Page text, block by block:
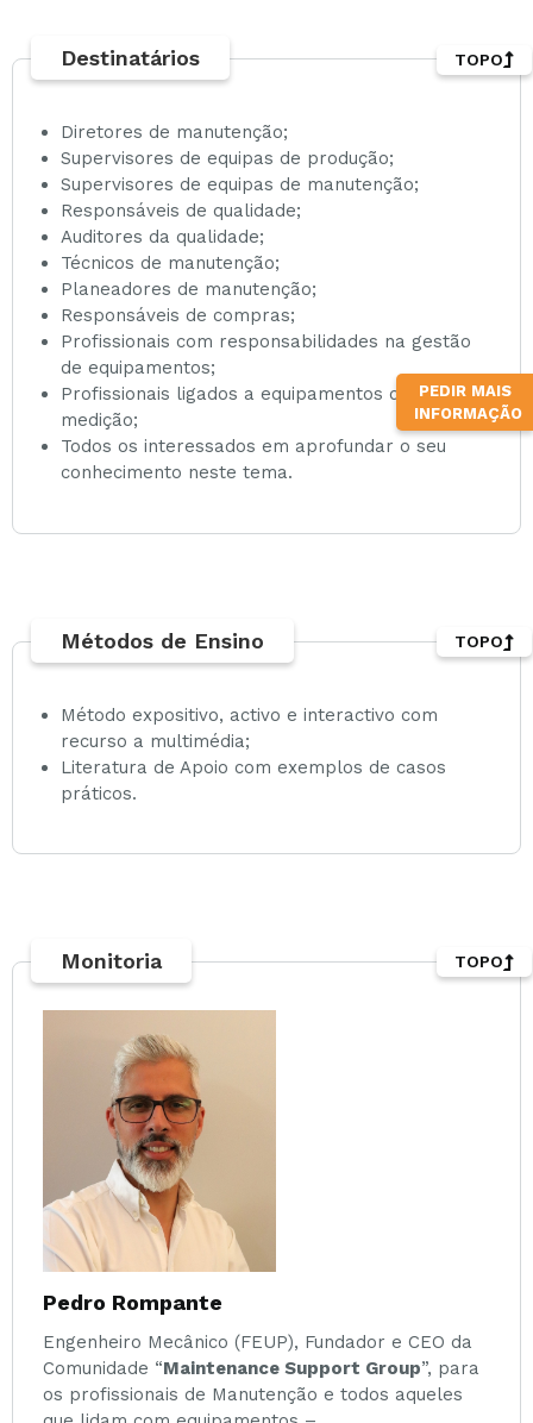
PEDIR MAIS
INFORMAÇÃO
Destinatários
Diretores de manutenção;
Supervisores de equipas de produção;
Supervisores de equipas de manutenção;
Responsáveis de qualidade;
Auditores da qualidade;
Técnicos de manutenção;
Planeadores de manutenção;
Responsáveis de compras;
Profissionais com responsabilidades na gestão
de equipamentos;
Profissionais ligados a equipamentos de
medição;
Todos os interessados em aprofundar o seu
conhecimento neste tema.
TOPO
Métodos de Ensino
Método expositivo, activo e interactivo com
recurso a multimédia;
Literatura de Apoio com exemplos de casos
práticos.
TOPO
Monitoria
Pedro Rompante
Engenheiro Mecânico (FEUP), Fundador e CEO da
Comunidade “Maintenance Support Group”, para
os profissionais de Manutenção e todos aqueles
TOPO